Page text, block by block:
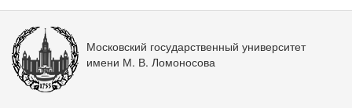
Московский государственный университет
имени М. В. Ломоносова